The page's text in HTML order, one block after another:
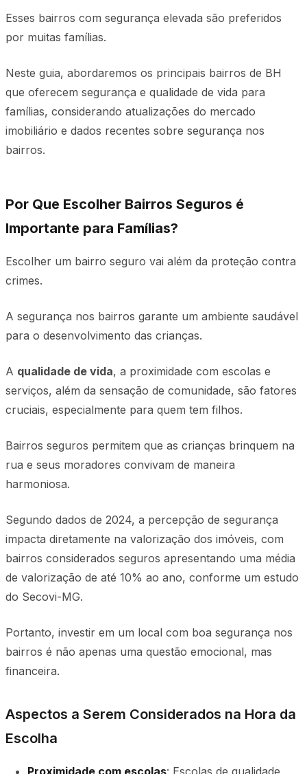
Esses bairros com segurança elevada são preferidos
por muitas famílias.
Neste guia, abordaremos os principais bairros de BH
que oferecem segurança e qualidade de vida para
famílias, considerando atualizações do mercado
imobiliário e dados recentes sobre segurança nos
bairros.
Por Que Escolher Bairros Seguros é
Importante para Famílias?
Escolher um bairro seguro vai além da proteção contra
crimes.
A segurança nos bairros garante um ambiente saudável
para o desenvolvimento das crianças.
A qualidade de vida, a proximidade com escolas e
serviços, além da sensação de comunidade, são fatores
cruciais, especialmente para quem tem filhos.
Bairros seguros permitem que as crianças brinquem na
rua e seus moradores convivam de maneira
harmoniosa.
Segundo dados de 2024, a percepção de segurança
impacta diretamente na valorização dos imóveis, com
bairros considerados seguros apresentando uma média
de valorização de até 10% ao ano, conforme um estudo
do Secovi-MG.
Portanto, investir em um local com boa segurança nos
bairros é não apenas uma questão emocional, mas
financeira.
Aspectos a Serem Considerados na Hora da
Escolha
Proximidade com escolas: Escolas de qualidade